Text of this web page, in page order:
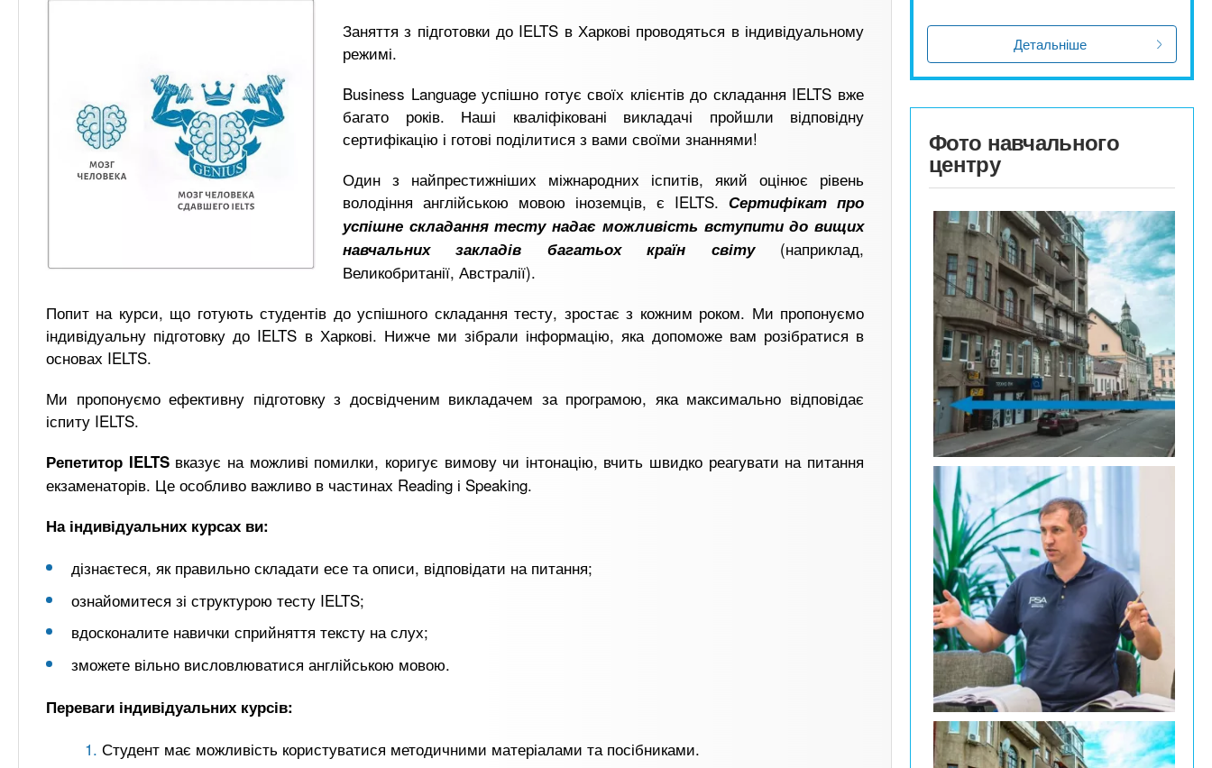
Заняття з підготовки до IELTS в Харкові проводяться в індивідуальному
режимі.
Business Language успішно готує своїх клієнтів до складання IELTS вже
багато років. Наші кваліфіковані викладачі пройшли відповідну
сертифікацію і готові поділитися з вами своїми знаннями!
Один з найпрестижніших міжнародних іспитів, який оцінює рівень
володіння англійською мовою іноземців, є IELTS. Сертифікат про
успішне складання тесту надає можливість вступити до вищих
навчальних закладів багатьох країн світу(наприклад,
Великобританії, Австралії).
Попит на курси, що готують студентів до успішного складання тесту, зростає з кожним роком. Ми пропонуємо
індивідуальну підготовку до IELTS в Харкові. Нижче ми зібрали інформацію, яка допоможе вам розібратися в
основах IELTS.
Ми пропонуємо ефективну підготовку з досвідченим викладачем за програмою, яка максимально відповідає
іспиту IELTS.
Репетитор IELTSвказує на можливі помилки, коригує вимову чи інтонацію, вчить швидко реагувати на питання
екзаменаторів. Це особливо важливо в частинах Reading і Speaking.
На індивідуальних курсах ви:
дізнаєтеся, як правильно складати есе та описи, відповідати на питання;
ознайомитеся зі структурою тесту IELTS;
вдосконалите навички сприйняття тексту на слух;
зможете вільно висловлюватися англійською мовою.
Переваги індивідуальних курсів:
Студент має можливість користуватися методичними матеріалами та посібниками.
Детальніше
Фото навчального
центру